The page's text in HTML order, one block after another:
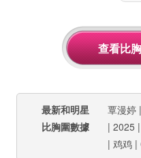
最新和明星
比胸圍數據
覃漫婷
| 2025
| 鸡鸡 |